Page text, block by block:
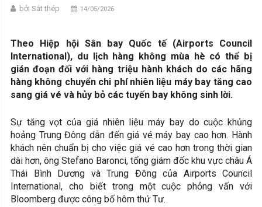
bởi Sắt thép 14/05/2026
Theo Hiệp hội Sân bay Quốc tế (Airports Council
International), du lịch hàng không mùa hè có thể bị
gián đoạn đối với hàng triệu hành khách do các hãng
hàng không chuyển chi phí nhiên liệu máy bay tăng cao
sang giá vé và hủy bỏ các tuyến bay không sinh lời.
Sự tăng vọt của giá nhiên liệu máy bay do cuộc khủng
hoảng Trung Đông dẫn đến giá vé máy bay cao hơn. Hành
khách nên chuẩn bị cho việc giá vé cao hơn trong thời gian
dài hơn, ông Stefano Baronci, tổng giám đốc khu vực châu Á
Thái Bình Dương và Trung Đông của Airports Council
International, cho biết trong một cuộc phỏng vấn với
Bloomberg được công bố hôm thứ Tư.